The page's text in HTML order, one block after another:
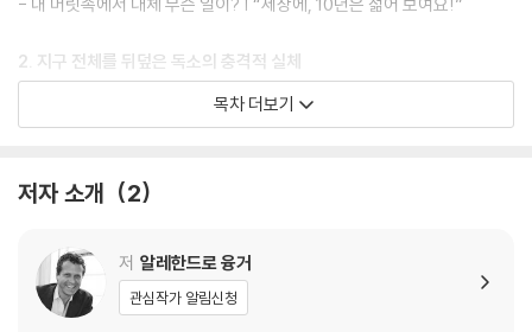
2. 지구 전체를 뒤덮은 독소의 충격적 실체
왜 아픈 사람들이 점점 늘어나고 있는가?
- 암세포와 인간세포는 공통점이 있다
- 우리 몸의 표면을 형성하는 제1피부 | 피부를 덮고 있는 위험한 독성물질
3. 죽음을 부르는 식탁 위의 복마전
당신의 식탁이 위험하다
목차 더보기
저자 소개 2
저 알레한드로 융거
관심작가 알림신청